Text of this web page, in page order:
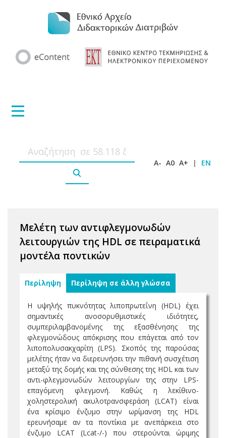
A- A0 A+ | EN
Μελέτη των αντιφλεγμονωδών
λειτουργιών της HDL σε πειραματικά
μοντέλα ποντικών
Περίληψη Περίληψη σε άλλη γλώσσα
H υψηλής πυκνότητας λιποπρωτεΐνη (HDL) έχει
σημαντικές ανοσορυθμιστικές ιδιότητες,
συμπεριλαμβανομένης της εξασθένησης της
φλεγμονώδους απόκρισης που επάγεται από τον
λιποπολυσακχαρίτη (LPS). Σκοπός της παρούσας
μελέτης ήταν να διερευνήσει την πιθανή συσχέτιση
μεταξύ της δομής και της σύνθεσης της HDL και των
αντι-φλεγμονωδών λειτουργίων της στην LPS-
επαγόμενη φλεγμονή. Καθώς η λεκίθινο-
χοληστερολική ακυλοτρανσφεράση (LCAT) είναι
ένα κρίσιμο ένζυμο στην ωρίμανση της HDL
ερευνήσαμε αν τα ποντίκια με ανεπάρκεια στο
ένζυμο LCAT (Lcat-/-) που στερούνται ώριμης